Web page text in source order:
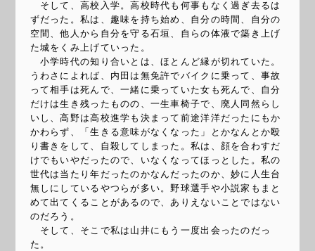
そして、高校入学。高校時代も何事もなく過ぎ去るは
ずだった。私は、趣味を持ち始め、自分の時間、自分の
空間、他人から自分を守る石垣、自らの体液で築き上げ
た城をくみ上げていった。
小学時代の知り合いとは、ほとんど縁が切れていた。
うわさによれば、内田は無免許でバイクに乗って、事故
って相手は死んで、一緒に乗っていた女も死んで、自分
だけは生き残ったものの、一生車椅子で、廃人同然らし
いし、高野は高校進学も決まって前途洋洋だったにもか
かわらず、「生きる意味がなくなった」とかなんとか殴
り書きをして、自殺してしまった。私は、顔を合わすだ
けでもいやだったので、いなくなってほっとした。私の
世代は当たり年だったのかなんだったのか、妙に人生台
無しにしているやつらが多い。野球選手や小説家もまと
めて出てくることがあるので、ありえないことではない
のだろう。
そして、そこで私は山井にもう一度出会ったのだっ
た。